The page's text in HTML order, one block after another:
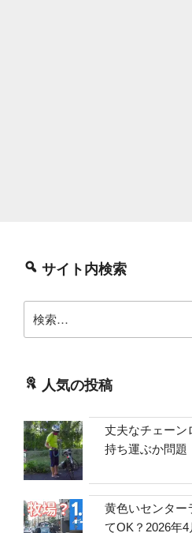
サイト内検索
索:
人気の投稿
丈夫なチェーン
持ち運ぶか問題
黄色いセンター
てOK？2026年